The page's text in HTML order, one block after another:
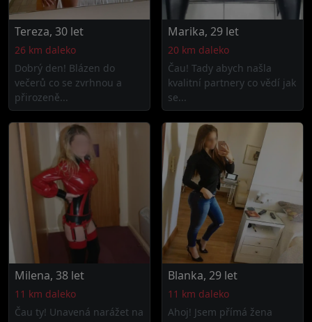
Tereza, 30 let
26 km daleko
Dobrý den! Blázen do
večerů co se zvrhnou a
přirozeně...
Marika, 29 let
20 km daleko
Čau! Tady abych našla
kvalitní partnery co vědí jak
se...
Milena, 38 let
11 km daleko
Čau ty! Unavená narážet na
Blanka, 29 let
11 km daleko
Ahoj! Jsem přímá žena